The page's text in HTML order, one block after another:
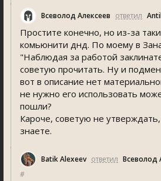
Всеволод Алексеев ответил
Простите конечно, но из-за
комьюнити днд. По моему в
"Наблюдая за работой
советую прочитать. Ну и
вот в описание нет
не нужно его использовать
пошли?
Кароче, советую не
знаете.
Batik Alexeev ответил Всеволод
#